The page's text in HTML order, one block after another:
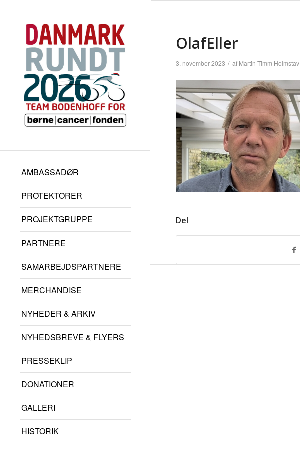
AMBASSADØR
PROTEKTORER
PROJEKTGRUPPE
PARTNERE
SAMARBEJDSPARTNERE
MERCHANDISE
NYHEDER & ARKIV
NYHEDSBREVE & FLYERS
PRESSEKLIP
DONATIONER
GALLERI
HISTORIK
OlafEller
3. november 2023 / af Martin Timm Holmstav
Del